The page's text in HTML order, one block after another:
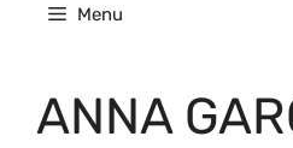
Menu
ANNA